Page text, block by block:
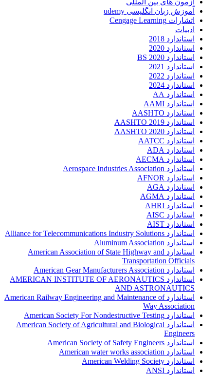
آزمون های بین المللی
آموزش زبان انگلیسی udemy
اتشارات Cengage Learning
ادبیات
استاندارد 2018
استاندارد 2020
استاندارد 2020 BS
استاندارد 2021
استاندارد 2022
استاندارد 2024
استاندارد AA
استاندارد AAMI
استاندارد AASHTO
استاندارد AASHTO 2019
استاندارد AASHTO 2020
استاندارد AATCC
استاندارد ADA
استاندارد AECMA
استاندارد Aerospace Industries Association
استاندارد AFNOR
استاندارد AGA
استاندارد AGMA
استاندارد AHRI
استاندارد AISC
استاندارد AIST
استاندارد Alliance for Telecommunications Industry Solutions
استاندارد Aluminum Association
استاندارد American Association of State Highway and
Transportation Officials
استاندارد American Gear Manufacturers Association
استاندارد AMERICAN INSTITUTE OF AERONAUTICS
AND ASTRONAUTICS
استاندارد American Railway Engineering and Maintenance of
Way Association
استاندارد American Society For Nondestructive Testing
استاندارد American Society of Agricultural and Biological
Engineers
استاندارد American Society of Safety Engineers
استاندارد American water works association
استاندارد American Welding Society
استاندارد ANSI